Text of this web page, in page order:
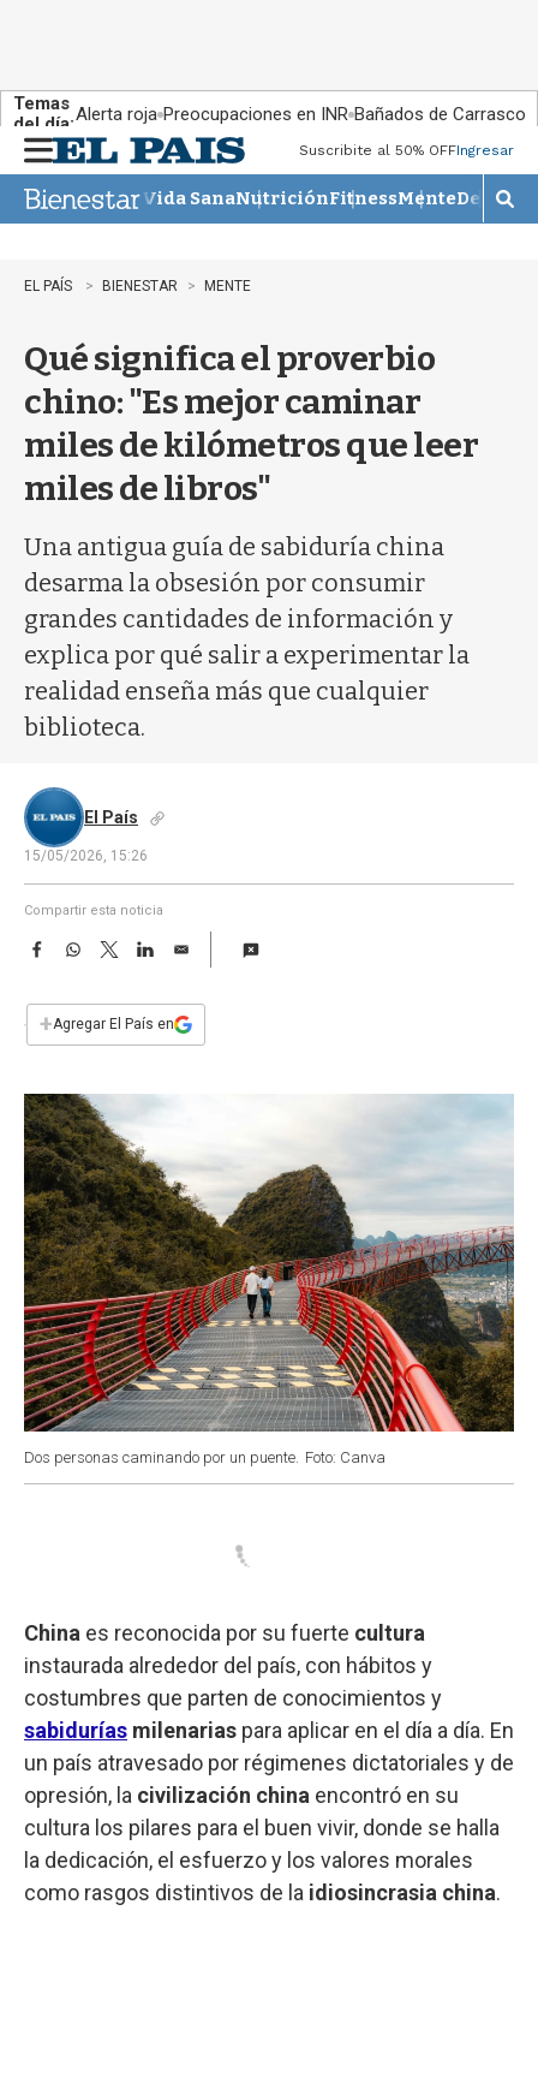
Temas
del día:Alerta roja Preocupaciones en INR Bañados de Carrasco
n
u
Suscribite al 50% OFFIngresar
Vida SanaNutriciónFitnessMente
M
o
EL PAÍS BIENESTAR MENTE
Qué significa el proverbio
chino: "Es mejor caminar
miles de kilómetros que leer
miles de libros"
Una antigua guía de sabiduría china
desarma la obsesión por consumir
grandes cantidades de información y
explica por qué salir a experimentar la
realidad enseña más que cualquier
biblioteca.
El País
15/05/2026, 15:26
Compartir esta noticia
F
e
b
k
W
s
p
T
w
t
L
n
E
i
l
+Agregar El País en
Dos personas caminando por un puente. Foto: Canva
China es reconocida por su fuerte cultura
instaurada alrededor del país, con hábitos y
costumbres que parten de conocimientos y
sabidurías milenarias para aplicar en el día a día. En
un país atravesado por régimenes dictatoriales y de
opresión, la civilización china encontró en su
cultura los pilares para el buen vivir, donde se halla
la dedicación, el esfuerzo y los valores morales
como rasgos distintivos de la idiosincrasia china.